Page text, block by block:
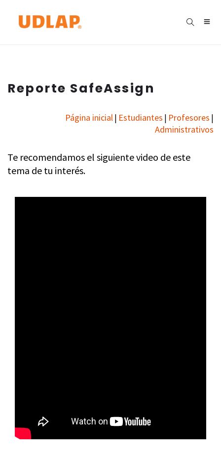
Reporte SafeAssign
Página inicial| Estudiantes | Profesores |
Administrativos
Te recomendamos el siguiente video de este
tema de tu interés.